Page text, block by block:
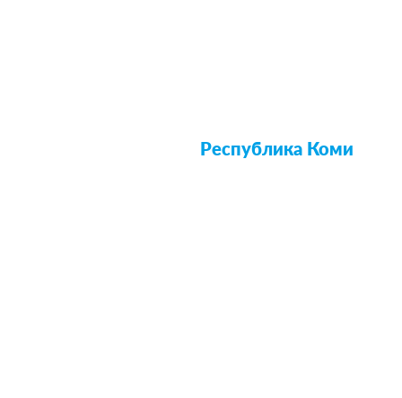
Республика Коми